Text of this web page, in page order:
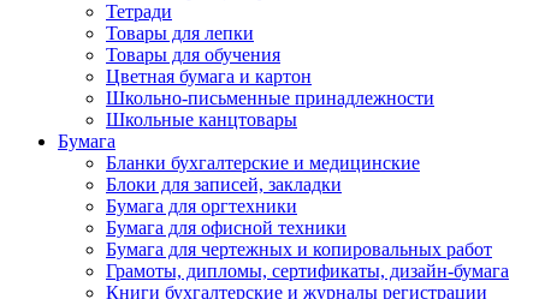
Тетради
Товары для лепки
Товары для обучения
Цветная бумага и картон
Школьно-письменные принадлежности
Школьные канцтовары
Бумага
Бланки бухгалтерские и медицинские
Блоки для записей, закладки
Бумага для оргтехники
Бумага для офисной техники
Бумага для чертежных и копировальных работ
Грамоты, дипломы, сертификаты, дизайн-бумага
Книги бухгалтерские и журналы регистрации